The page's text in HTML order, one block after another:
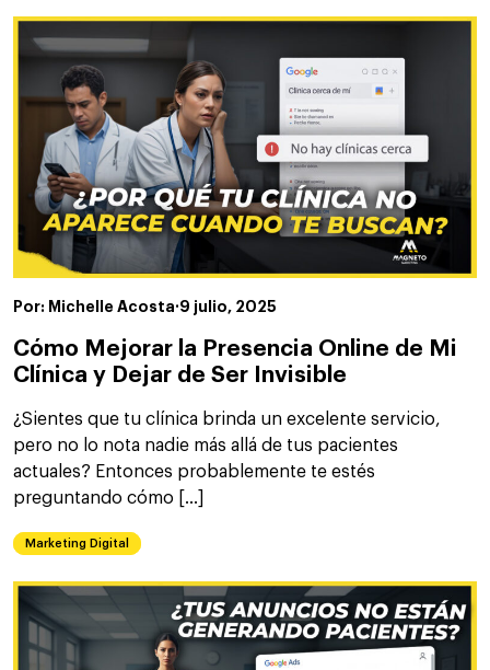
Por: Michelle Acosta·9 julio, 2025
Cómo Mejorar la Presencia Online de Mi
Clínica y Dejar de Ser Invisible
¿Sientes que tu clínica brinda un excelente servicio,
pero no lo nota nadie más allá de tus pacientes
actuales? Entonces probablemente te estés
preguntando cómo […]
Marketing Digital